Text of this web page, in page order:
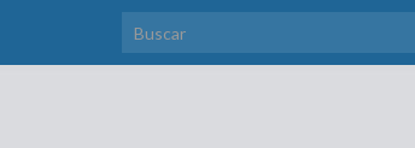
Search for: